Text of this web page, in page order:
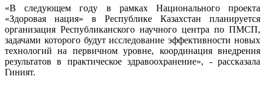
«В следующем году в рамках Национального проекта
«Здоровая нация» в Республике Казахстан планируется
организация Республиканского научного центра по ПМСП,
задачами которого будут исследование эффективности новых
технологий на первичном уровне, координация внедрения
результатов в практическое здравоохранение», - рассказала
Гиният.